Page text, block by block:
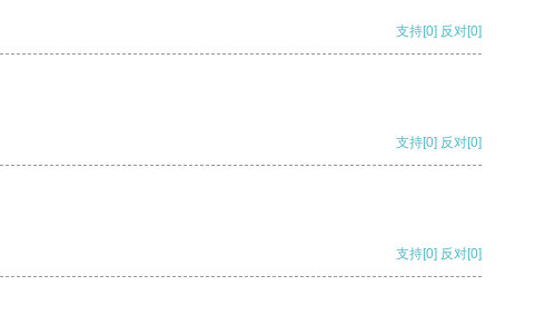
支持[0] 反对[0]
支持[0] 反对[0]
支持[0] 反对[0]